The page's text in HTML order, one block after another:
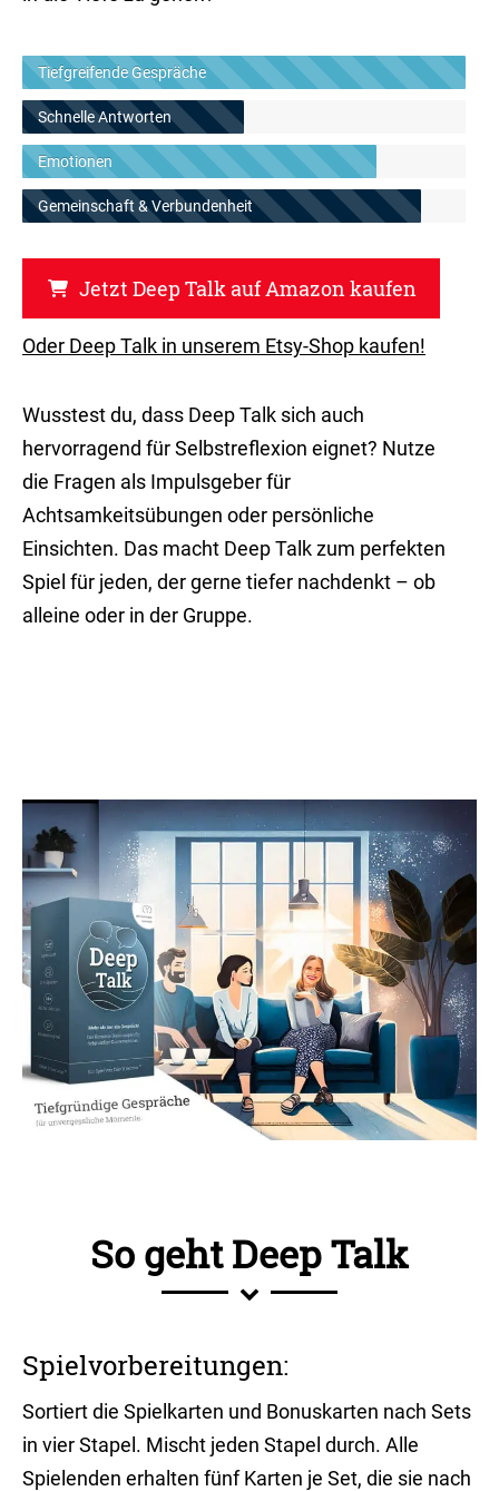
Tiefgreifende Gespräche
Schnelle Antworten
Emotionen
Gemeinschaft & Verbundenheit
Jetzt Deep Talk auf Amazon kaufen
Oder Deep Talk in unserem Etsy-Shop kaufen!
Wusstest du, dass Deep Talk sich auch
hervorragend für Selbstreflexion eignet? Nutze
die Fragen als Impulsgeber für
Achtsamkeitsübungen oder persönliche
Einsichten. Das macht Deep Talk zum perfekten
Spiel für jeden, der gerne tiefer nachdenkt – ob
alleine oder in der Gruppe.
So geht Deep Talk
Spielvorbereitungen:
Sortiert die Spielkarten und Bonuskarten nach Sets
in vier Stapel. Mischt jeden Stapel durch. Alle
Spielenden erhalten fünf Karten je Set, die sie nach